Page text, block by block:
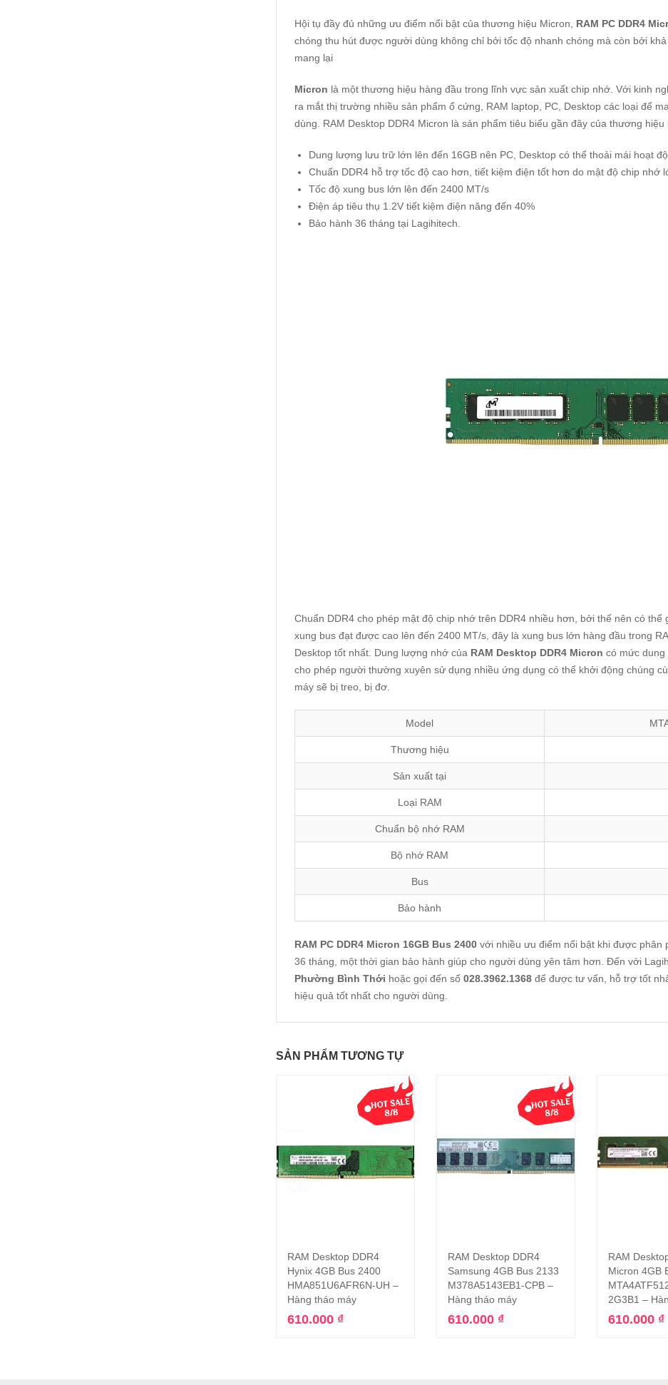
Hội tụ đầy đủ những ưu điểm nổi bật của thương hiệu Micron, RAM PC DDR4
chóng thu hút được người dùng không chỉ bởi tốc độ nhanh chóng mà còn bởi
mang lại
Micron là một thương hiệu hàng đầu trong lĩnh vực sản xuất chip nhớ. Với kinh
ra mắt thị trường nhiều sản phẩm ổ cứng, RAM laptop, PC, Desktop các loại để
dùng. RAM Desktop DDR4 Micron là sản phẩm tiêu biểu gần đây của thương hiệu
Dung lượng lưu trữ lớn lên đến 16GB nên PC, Desktop có thể thoải mái hoạt
Chuẩn DDR4 hỗ trợ tốc độ cao hơn, tiết kiệm điện tốt hơn do mật độ chip nhớ
Tốc độ xung bus lớn lên đến 2400 MT/s
Điện áp tiêu thụ 1.2V tiết kiệm điện năng đến 40%
Bảo hành 36 tháng tại Lagihitech.
Chuẩn DDR4 cho phép mật độ chip nhớ trên DDR4 nhiều hơn, bởi thế nên có
xung bus đạt được cao lên đến 2400 MT/s, đây là xung bus lớn hàng đầu trong
Desktop tốt nhất. Dung lượng nhớ của RAM Desktop DDR4 Micron có mức
cho phép người thường xuyên sử dụng nhiều ứng dụng có thể khởi động chúng
máy sẽ bị treo, bị đơ.
Model
Thương hiệu
Sản xuất tại
Loại RAM
Chuẩn bộ nhớ RAM
Bộ nhớ RAM
Bus
Bảo hành
RAM PC DDR4 Micron 16GB Bus 2400 với nhiều ưu điểm nổi bật khi được phân
36 tháng, một thời gian bảo hành giúp cho người dùng yên tâm hơn. Đến với
Phường Bình Thới hoặc gọi đến số 028.3962.1368 để được tư vấn, hỗ trợ tốt
hiệu quả tốt nhất cho người dùng.
SẢN PHẨM TƯƠNG TỰ
Thêm vào giỏ hàng
RAM Desktop DDR4
Hynix 4GB Bus 2400
HMA851U6AFR6N-UH –
Hàng tháo máy
610.000 ₫
Thêm vào giỏ hàng
RAM Desktop DDR4
Samsung 4GB Bus 2133
M378A5143EB1-CPB –
Hàng tháo máy
610.000 ₫
Thêm
RAM
Micron 4GB
2G3B1 –
610.000 ₫